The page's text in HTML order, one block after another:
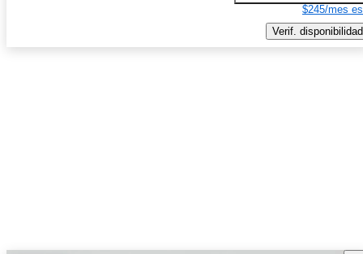
$245/mes
Verif. disponibilidad